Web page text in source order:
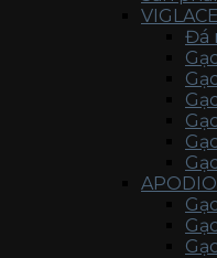
Đá
APODIO